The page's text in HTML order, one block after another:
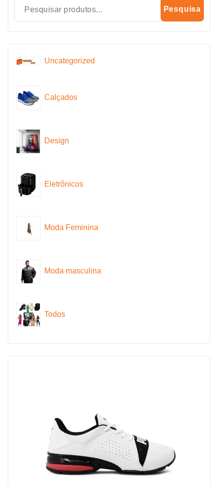
Pesquisa
Uncategorized
Calçados
Design
Eletrônicos
Moda Feminina
Moda masculina
Todos